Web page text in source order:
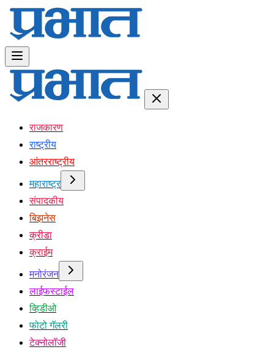
राजकारण
राष्ट्रीय
आंतरराष्ट्रीय
महाराष्ट्र
संपादकीय
बिझनेस
क्रीडा
क्राईम
मनोरंजन
लाईफस्टाईल
व्हिडीओ
फोटो गॅलरी
टेक्नोलॉजी